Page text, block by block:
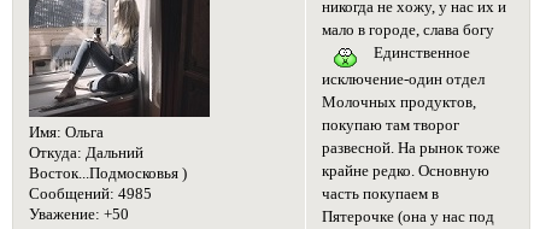
Имя: Ольга
Откуда: Дальний
Восток...Подмосковья )
Сообщений: 4985
Уважение: +50
никогда не хожу, у нас их и
мало в городе, слава богу
Единственное
исключение-один отдел
Молочных продуктов,
покупаю там творог
развесной. На рынок тоже
крайне редко. Основную
часть покупаем в
Пятерочке (она у нас под